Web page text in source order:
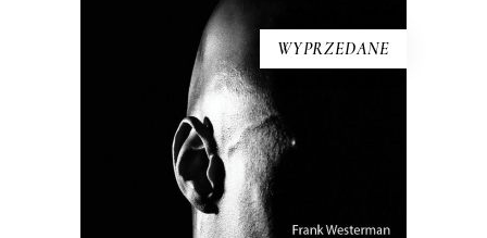
WYPRZEDANE
[EBOOK] Frank Westerman – EL
NEGRO I JA
“El Negro i ja” to reporterska próba
odtworzenia życia tzw. buszmena z
Banyoles – zmumifikowanego,